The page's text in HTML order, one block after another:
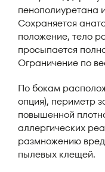
пенополиуретана
Сохраняется
положение, тело
просыпается
Ограничение по
По бокам
опция), периметр
повышенной
аллергических
размножению
пылевых клещей.